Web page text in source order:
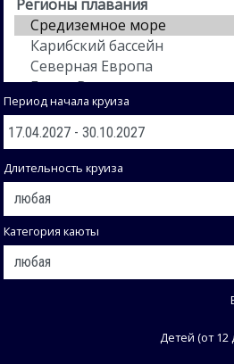
Период начала круиза
Длительность круиза
Категория каюты
Детей (от 12